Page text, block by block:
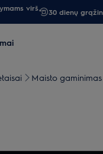
virš
30 dienų
Maisto gaminimas